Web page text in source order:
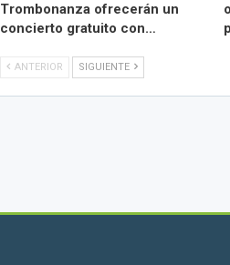
Trombonanza ofrecerán un
concierto gratuito con…
ANTERIOR SIGUIENTE